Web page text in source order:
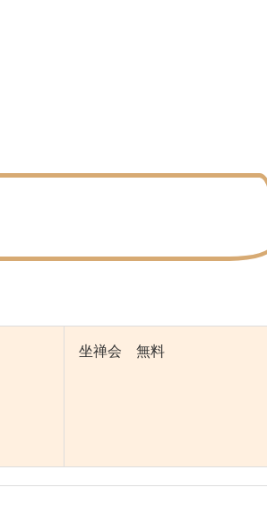
坐禅会 無料